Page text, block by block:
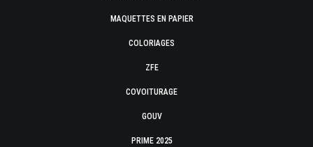
MAQUETTES EN PAPIER
COLORIAGES
ZFE
COVOITURAGE
GOUV
PRIME 2025